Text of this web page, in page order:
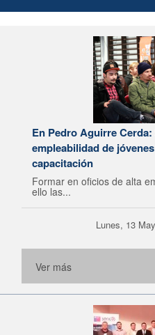
En Pedro Aguirre
empleabilidad de
capacitación
Formar en oficios de alta
ello las...
Lunes, 13
Ver más